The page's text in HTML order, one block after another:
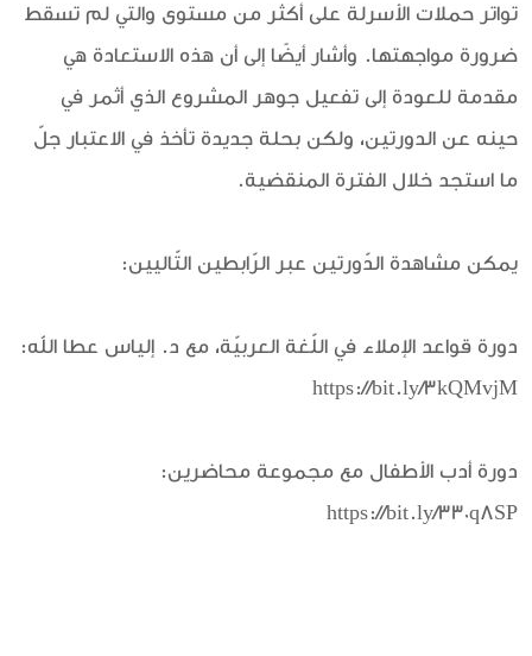
تواتر حملات الأسرلة على أكثر من مستوى والتي لم تسقط
ضرورة مواجهتها. وأشار أيضًا إلى أن هذه الاستعادة هي
مقدمة للعودة إلى تفعيل جوهر المشروع الذي أثمر في
حينه عن الدورتين، ولكن بحلة جديدة تأخذ في الاعتبار جلّ
ما استجد خلال الفترة المنقضية.
يمكن مشاهدة الدّورتين عبر الرّابطين التّاليين:
دورة قواعد الإملاء في اللّغة العربيّة، مع د. إلياس عطا الله:
https://bit.ly/3kQMvjM
دورة أدب الأطفال مع مجموعة محاضرين:
https://bit.ly/330q8SP